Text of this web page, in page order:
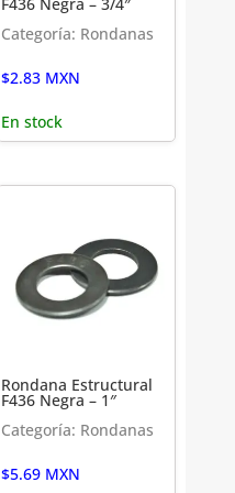
Categoría: Rondanas
$2.83 MXN
En stock
Rondana Estructural
F436 Negra – 1″
Categoría: Rondanas
$5.69 MXN